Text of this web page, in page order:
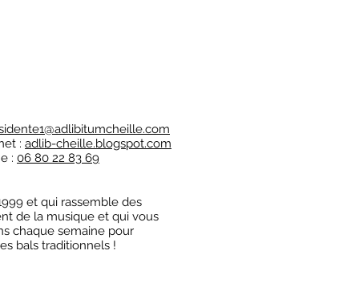
: adlib-cheille.blogspot.com
: 06 80 22 83 69
et qui rassemble des
de la musique et qui vous
chaque semaine pour
bals traditionnels !